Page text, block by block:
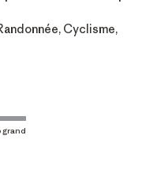
Cyclisme,